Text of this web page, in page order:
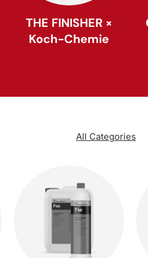
THE FINISHER ×
Koch-Chemie
All Categories